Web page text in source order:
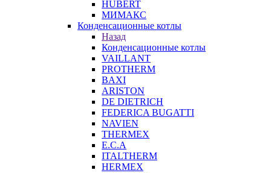
HUBERT
МИМАКС
Конденсационные котлы
Назад
Конденсационные котлы
VAILLANT
PROTHERM
BAXI
ARISTON
DE DIETRICH
FEDERICA BUGATTI
NAVIEN
THERMEX
E.C.A
ITALTHERM
HERMEX